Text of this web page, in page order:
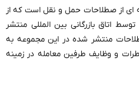
ای از صطلاحات حمل و نقل است که از
اتاق بازرگانی بین المللی منتشر
منتشر شده در این مجموعه به
و وظایف طرفین معامله در زمینه